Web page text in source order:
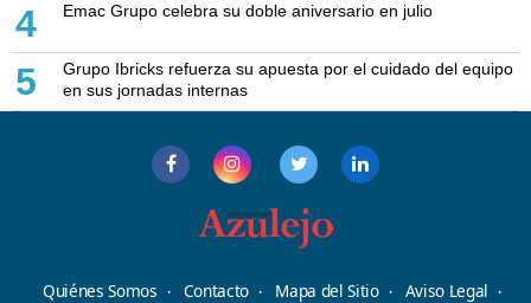
4 Emac Grupo celebra su doble aniversario en julio
5
Grupo Ibricks refuerza su apuesta por el cuidado del equipo
en sus jornadas internas
Quiénes Somos Contacto Mapa del Sitio
Aviso Legal